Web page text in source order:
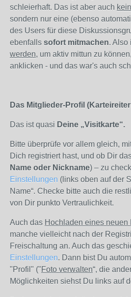
schleierhaft. Das ist aber auch
sondern nur eine (ebenso
des Users für diese
ebenfalls sofort mitmachen. Also
werden, um aktiv mittun zu
anklicken - und das war's auch
Das Mitglieder-Profil
Das ist quasi Deine „Visitkarte“.
Bitte überprüfe vor allem gleich,
Dich registriert hast, und ob Dir
Name oder Nickname) – zu
Einstellungen (links oben auf der
Name“. Checke bitte auch die
von Dir punkto Vertraulichkeit.
Auch das Hochladen eines neuen
manche vielleicht nach der
Freischaltung an. Auch das
Einstellungen. Dann bist Du
"Profil" ("Foto verwalten“, die
Möglichkeiten siehst Du links auf